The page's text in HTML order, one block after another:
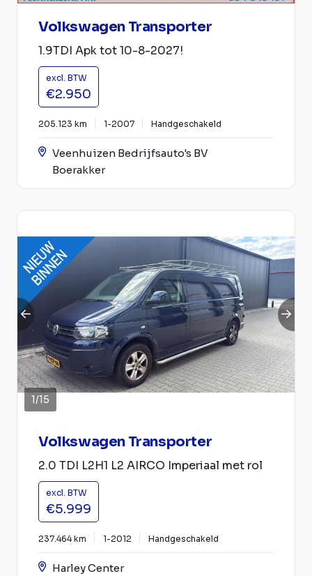
Volkswagen Transporter
1.9TDI Apk tot 10-8-2027!
excl. BTW
€2.950
205.123 km 1-2007 Handgeschakeld
Veenhuizen Bedrijfsauto's BV
Boerakker
1/15
Volkswagen Transporter
2.0 TDI L2H1 L2 AIRCO Imperiaal met rol
excl. BTW
€5.999
237.464 km 1-2012 Handgeschakeld
Harley Center